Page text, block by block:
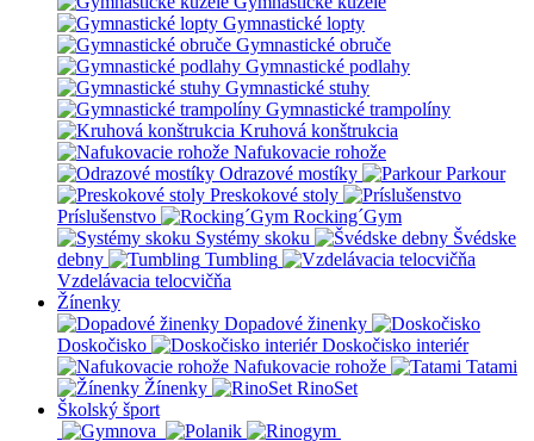
Gymnastické lopty
Gymnastické obruče
Gymnastické podlahy
Gymnastické stuhy
Gymnastické trampolíny
Kruhová konštrukcia
Nafukovacie rohože
Odrazové mostíky
Parkour
Preskokové stoly
Príslušenstvo
Rocking´Gym
Systémy skoku
Švédske
debny
Tumbling
Vzdelávacia telocvičňa
Žínenky
Dopadové žinenky
Doskočisko
Doskočisko interiér
Nafukovacie rohože
Tatami
Žínenky
RinoSet
Školský šport